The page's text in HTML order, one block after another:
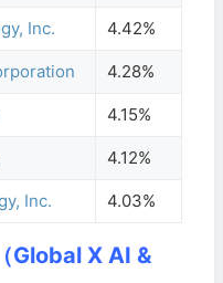
Inc. 4.42%
4.28%
4.15%
4.12%
Inc. 4.03%
Global X AI &